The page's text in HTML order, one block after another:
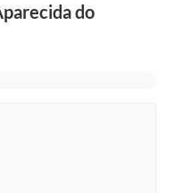
do